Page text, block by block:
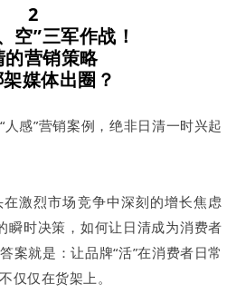
2
空”三军作战！
的营销策略
媒体出圈？
人感”营销案例，绝非日清一时兴起
激烈市场竞争中深刻的增长焦虑
时决策，如何让日清成为消费者
案就是：让品牌“活”在消费者日常
仅仅在货架上。